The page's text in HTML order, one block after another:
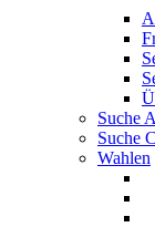
Suche
Suche
Wahlen